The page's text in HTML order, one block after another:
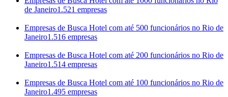
de Janeiro1.521 empresas
Empresas de Busca Hotel com até 500 funcionários no Rio de
Janeiro1.516 empresas
Empresas de Busca Hotel com até 200 funcionários no Rio de
Janeiro1.514 empresas
Empresas de Busca Hotel com até 100 funcionários no Rio de
Janeiro1.495 empresas